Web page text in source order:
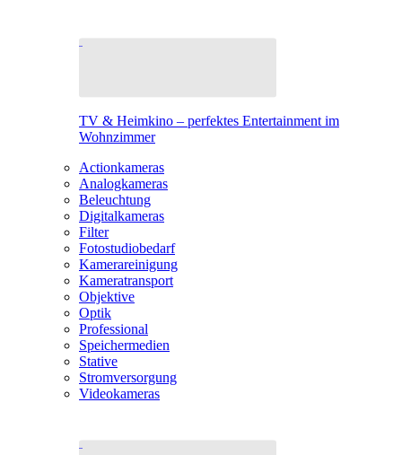
TV & Heimkino – perfektes Entertainment im
Wohnzimmer
Actionkameras
Analogkameras
Beleuchtung
Digitalkameras
Filter
Fotostudiobedarf
Kamerareinigung
Kameratransport
Objektive
Optik
Professional
Speichermedien
Stative
Stromversorgung
Videokameras